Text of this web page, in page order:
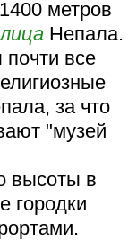
метров
Непала.
все
за что
"музей
высоты в
городки